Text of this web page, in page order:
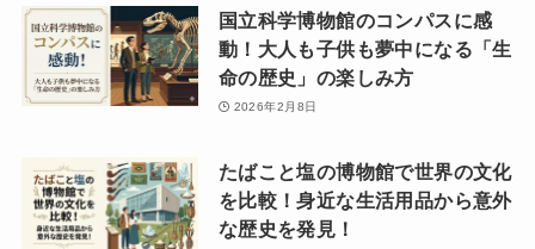
国立科学博物館のコンパスに感
動！大人も子供も夢中になる「生
命の歴史」の楽しみ方
2026年2月8日
たばこと塩の博物館で世界の文化
を比較！身近な生活用品から意外
な歴史を発見！